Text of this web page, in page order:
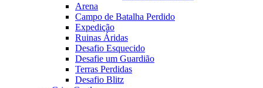
Arena
Campo de Batalha Perdido
Expedição
Ruinas Áridas
Desafio Esquecido
Desafie um Guardião
Terras Perdidas
Desafio Blitz